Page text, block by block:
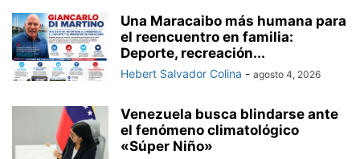
Una Maracaibo más humana para
el reencuentro en familia:
Deporte, recreación...
Hebert Salvador Colina - agosto 4, 2026
Venezuela busca blindarse ante
el fenómeno climatológico
«Súper Niño»